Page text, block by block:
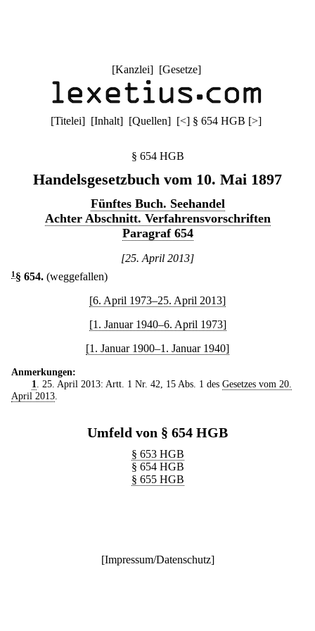
[Kanzlei] [Gesetze]
[Titelei] [Inhalt] [Quellen] [<] § 654 HGB [>]
§ 654 HGB
Handelsgesetzbuch vom 10. Mai 1897
Fünftes Buch. Seehandel
Achter Abschnitt. Verfahrensvorschriften
Paragraf 654
[25. April 2013]
1 § 654. (weggefallen)
[6. April 1973–25. April 2013]
[1. Januar 1940–6. April 1973]
[1. Januar 1900–1. Januar 1940]
Anmerkungen:
1
. 25. April 2013: Artt. 1 Nr. 42, 15 Abs. 1 des Gesetzes vom 20.
April 2013
Umfeld von § 654 HGB
§ 653 HGB
§ 654 HGB
§ 655 HGB
[Impressum/Datenschutz]